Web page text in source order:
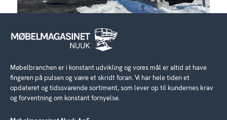
Møbelbranchen er i konstant udvikling og vores mål er altid at have
fingeren på pulsen og være et skridt foran. Vi har hele tiden et
opdateret og tidssvarende sortiment, som lever op til kundernes krav
og forventning om konstant fornyelse.